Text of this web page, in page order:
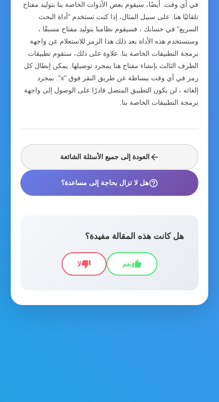
في أي وقت. أيضًا، سيقوم بعض الأدوات الخاصة بنا بتوليد مفتاح
تلقائيًا هنا. على سبيل المثال، إذا كنت تستخدم "أداة البحث
السريع" في حسابك ، فسيقوم نظامنا بتوليد مفتاح مسبقًا ،
وستستخدم هذه الأداة بعد ذلك هذا الرمز للاستعلام عن واجهة
برمجة التطبيقات الخاصة بنا. علاوة على ذلك، ستقوم تطبيقات
الطرف الثالث بإنشاء مفتاح هنا بمجرد توصيلها. يمكن إبطال كل
رمز في أي وقت ببساطة عن طريق النقر فوق "x". بمجرد
إلغائه ، لن يكون التطبيق المتصل قادرًا على الوصول إلى واجهة
برمجة التطبيقات الخاصة بنا.
arrow_back العودة إلى جميع الأسئلة الشائعة
help_outlineهل لا تزال بحاجة إلى مساعدة؟
هل كانت هذه المقالة مفيدة؟
thumb_upنعم thumb_downلا